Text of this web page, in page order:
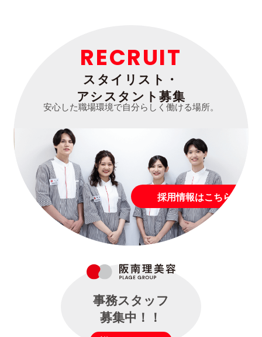
RECRUIT
スタイリスト・
アシスタント募集
安心した職場環境で自分らしく働ける場所。
採用情報はこちら
事務スタッフ
募集中！！